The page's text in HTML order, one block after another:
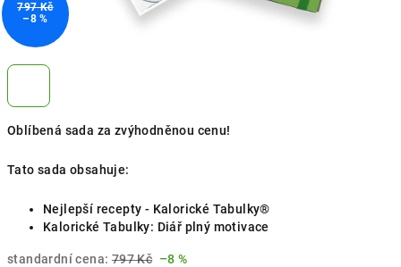
Oblíbená sada za zvýhodněnou cenu!
Tato sada obsahuje:
Nejlepší recepty - Kalorické Tabulky®
Kalorické Tabulky: Diář plný motivace
standardní cena: 797 Kč –8 %
797 Kč
–8 %